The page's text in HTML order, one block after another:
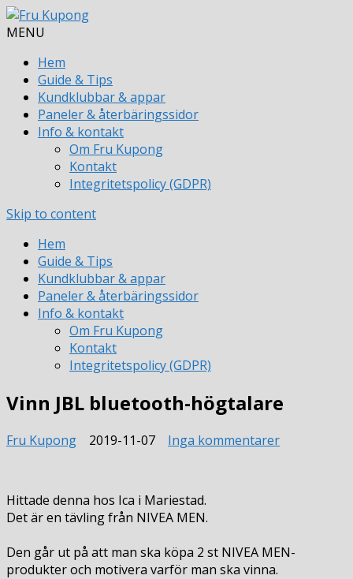
MENU
Hem
Guide & Tips
Kundklubbar & appar
Paneler & återbäringssidor
Info & kontakt
Om Fru Kupong
Kontakt
Integritetspolicy (GDPR)
Skip to content
Hem
Guide & Tips
Kundklubbar & appar
Paneler & återbäringssidor
Info & kontakt
Om Fru Kupong
Kontakt
Integritetspolicy (GDPR)
Vinn JBL bluetooth-högtalare
Fru Kupong 2019-11-07 Inga kommentarertill
Hittade denna hos Ica i Mariestad.
Det är en tävling från NIVEA MEN.
Den går ut på att man ska köpa 2 st NIVEA MEN-
produkter och motivera varför man ska vinna.